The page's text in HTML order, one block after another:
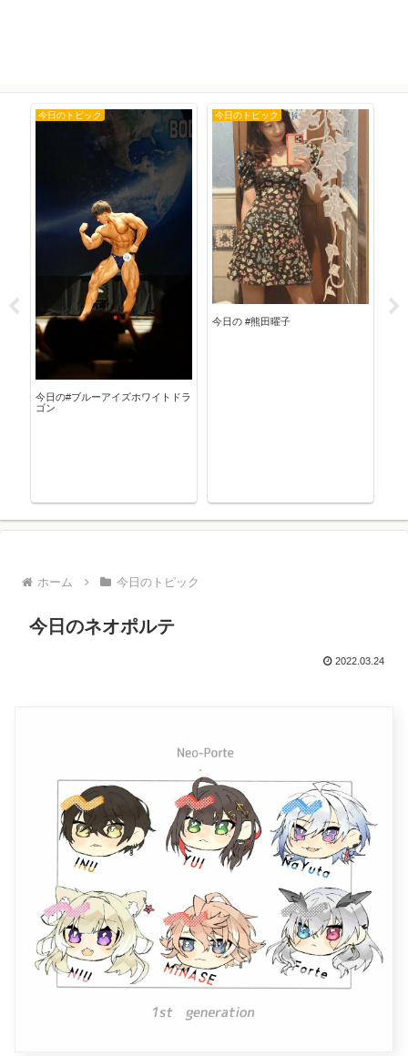
今日のトピック
今日の#ブルーアイズホワイトドラ
ゴン
今日のトピック
今日の #熊田曜子
ホーム 今日のトピック
今日のネオポルテ
2022.03.24